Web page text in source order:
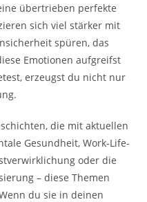
übertrieben perfekte
sich viel stärker mit
spüren, das
Emotionen aufgreifst
erzeugst du nicht nur
die mit aktuellen
Gesundheit, Work-Life-
oder die
– diese Themen
du sie in deinen